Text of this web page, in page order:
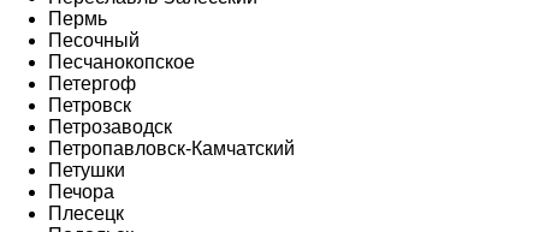
Пермь
Песочный
Песчанокопское
Петергоф
Петровск
Петрозаводск
Петропавловск-Камчатский
Петушки
Печора
Плесецк